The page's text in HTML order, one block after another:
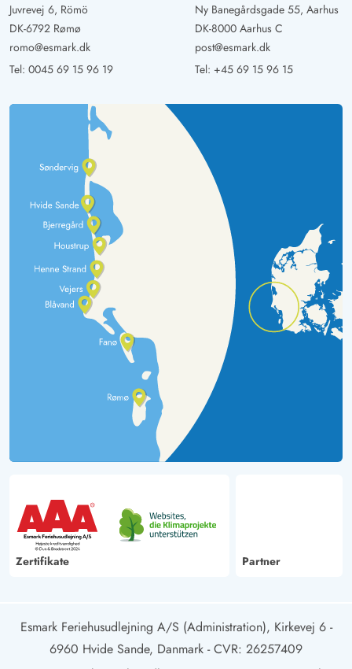
Juvrevej 6, Römö
DK-6792 Rømø
romo@esmark.dk
Tel: 0045 69 15 96 19
Ny Banegårdsgade 55, Aarhus
DK-8000 Aarhus C
post@esmark.dk
Tel: +45 69 15 96 15
Zertifikate Partner
Esmark Feriehusudlejning A/S (Administration), Kirkevej 6 -
6960 Hvide Sande, Danmark - CVR: 26257409